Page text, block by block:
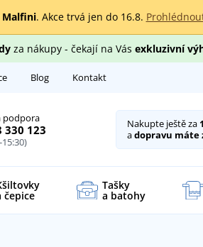
Malfini. Akce trvá jen do 16.8.
za nákupy - čekají na Vás exkluzivní
Blog Kontakt
podpora
330 123 Nakupte ještě za
adopravu máte
čepice
Tašky
a batohy